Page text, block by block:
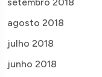
agosto 2018
julho 2018
junho 2018